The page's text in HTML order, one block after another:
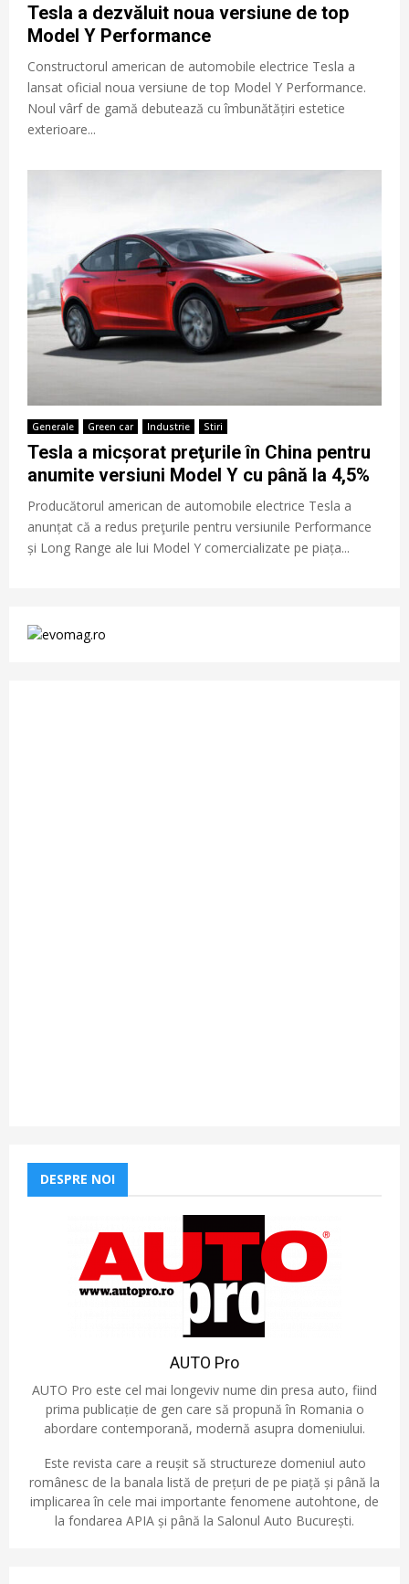
Tesla a dezvăluit noua versiune de top
Model Y Performance
Constructorul american de automobile electrice Tesla a
lansat oficial noua versiune de top Model Y Performance.
Noul vârf de gamă debutează cu îmbunătățiri estetice
exterioare...
Generale Green car Industrie Stiri
Tesla a micșorat preţurile în China pentru
anumite versiuni Model Y cu până la 4,5%
Producătorul american de automobile electrice Tesla a
anunțat că a redus preţurile pentru versiunile Performance
și Long Range ale lui Model Y comercializate pe piața...
DESPRE NOI
AUTO Pro
AUTO Pro este cel mai longeviv nume din presa auto, fiind
prima publicație de gen care să propună în Romania o
abordare contemporană, modernă asupra domeniului.
Este revista care a reușit să structureze domeniul auto
românesc de la banala listă de prețuri de pe piață și până la
implicarea în cele mai importante fenomene autohtone, de
la fondarea APIA și până la Salonul Auto București.